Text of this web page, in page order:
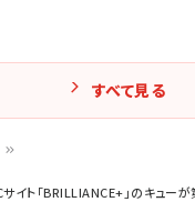
サイト「BRILLIANCE+」のキュー
すべて見る